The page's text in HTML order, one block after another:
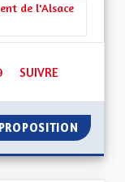
l'Education et
de l'Alsace
49 ABONNÉS
SUIVRE